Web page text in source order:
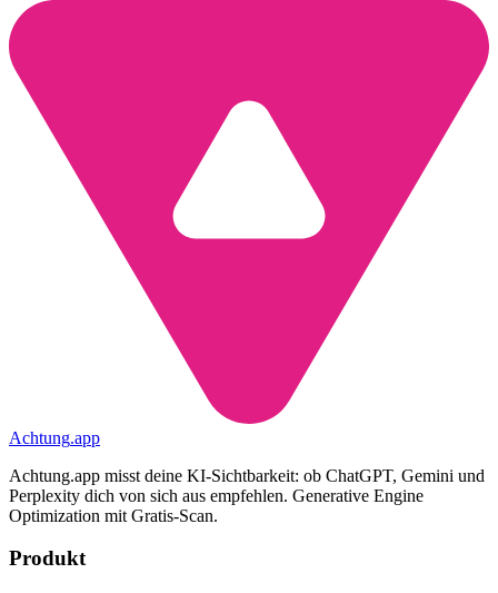
Achtung.app
Achtung.app misst deine KI-Sichtbarkeit: ob ChatGPT, Gemini und
Perplexity dich von sich aus empfehlen. Generative Engine
Optimization mit Gratis-Scan.
Produkt